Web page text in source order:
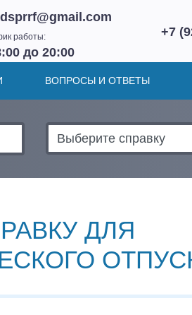
работы:
до 20:00
+7
ВОПРОСЫ И ОТВЕТЫ
ДЛЯ